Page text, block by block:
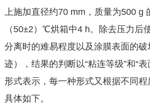
上施加直径约70 mm，质量为500 g
（50±2）℃烘箱中4 h。除去压力后
分离时的难易程度以及涂膜表面的
迹），结果的判断以“粘连等级”和“
形式表示，每一种形式又根据不同程
具体如下。